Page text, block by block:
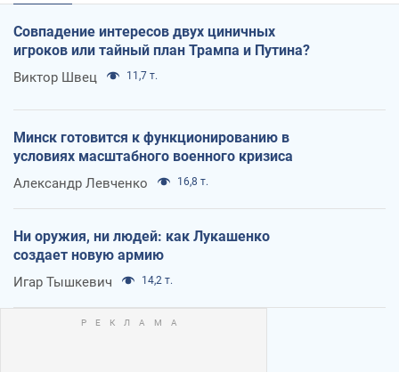
Совпадение интересов двух циничных
игроков или тайный план Трампа и Путина?
Виктор Швец 11,7 т.
Минск готовится к функционированию в
условиях масштабного военного кризиса
Александр Левченко 16,8 т.
Ни оружия, ни людей: как Лукашенко
создает новую армию
Игар Тышкевич 14,2 т.